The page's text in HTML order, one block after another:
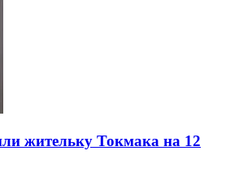
жительку Токмака на 12